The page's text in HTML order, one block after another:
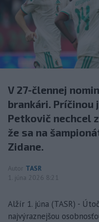
V 27-člennej
brankári. Príčinou
Petkovič nechcel
že sa na
Zidane.
Autor TASR
1. júna 2026 8:21
Alžír 1. júna (TASR) -
najvýraznejšou